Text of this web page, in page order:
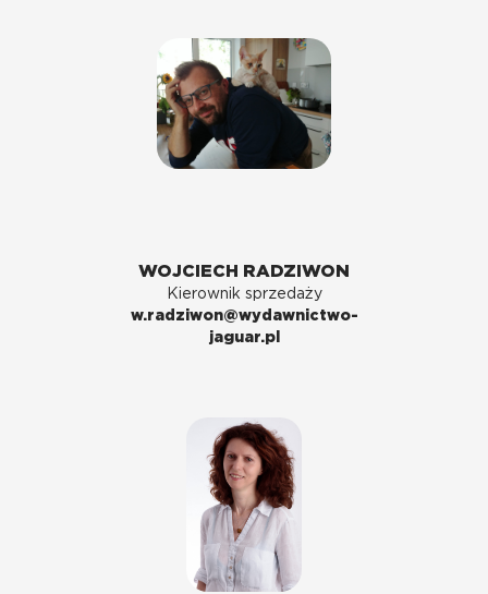
WOJCIECH RADZIWON
Kierownik sprzedaży
w.radziwon@wydawnictwo-
jaguar.pl